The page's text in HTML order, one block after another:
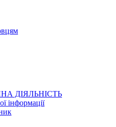
ДІЯЛЬНІСТЬ
інформації